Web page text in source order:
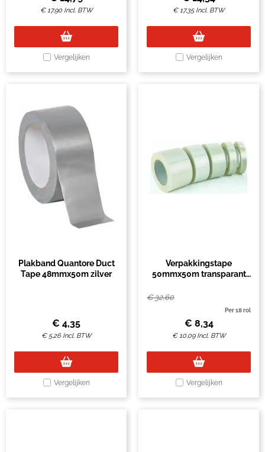
€17,90 Incl. BTW
Vergelijken
€17,35 Incl. BTW
Vergelijken
Plakband Quantore Duct
Tape 48mmx50m zilver
€ 4,35
€ 5,26 Incl. BTW
Vergelijken
Verpakkingstape
50mmx50m transparant
€32,60
Per 18 rol
€ 8,34
€10,09 Incl. BTW
Vergelijken